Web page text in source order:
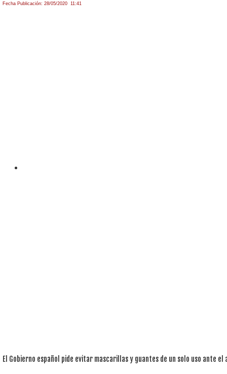
Fecha Publicación: 28/05/2020 11:41
El Gobierno español pide evitar mascarillas y guantes de un solo uso ante el